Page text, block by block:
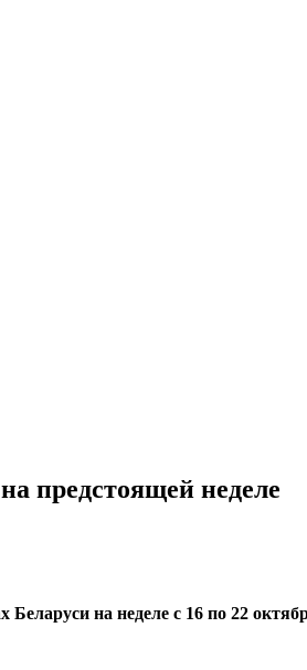
предстоящей неделе
на неделе с 16 по 22